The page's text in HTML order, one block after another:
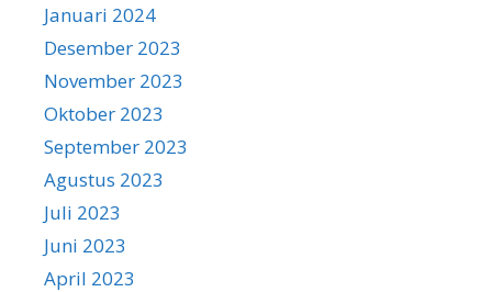
Januari 2024
Desember 2023
November 2023
Oktober 2023
September 2023
Agustus 2023
Juli 2023
Juni 2023
April 2023